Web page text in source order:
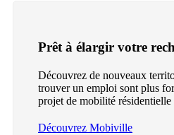
Prêt à élargir votre
Découvrez de nouveaux
trouver un emploi sont plus
projet de mobilité résidentielle
Découvrez Mobiville